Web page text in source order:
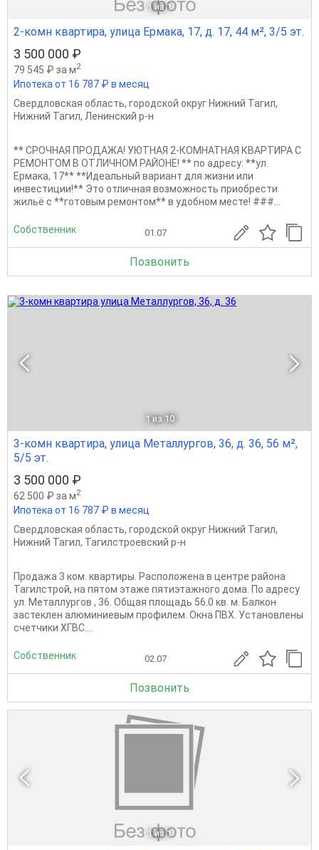
1 из 1
2-комн квартира, улица Ермака, 17, д. 17, 44 м², 3/5 эт.
3 500 000 ₽
79 545 ₽ за м2
Ипотека от 16 787 ₽ в месяц
Свердловская область, городской округ Нижний Тагил,
Нижний Тагил, Ленинский р-н
** СРОЧНАЯ ПРОДАЖА! УЮТНАЯ 2-КОМНАТНАЯ КВАРТИРА С
РЕМОНТОМ В ОТЛИЧНОМ РАЙОНЕ! ** по адресу: **ул.
Ермака, 17** **Идеальный вариант для жизни или
инвестиции!** Это отличная возможность приобрести
жильё с **готовым ремонтом** в удобном месте! ###...
Собственник 01.07
Позвонить
1 из 10
3-комн квартира, улица Металлургов, 36, д. 36, 56 м²,
5/5 эт.
3 500 000 ₽
62 500 ₽ за м2
Ипотека от 16 787 ₽ в месяц
Свердловская область, городской округ Нижний Тагил,
Нижний Тагил, Тагилстроевский р-н
Продажа 3 ком. квартиры. Расположена в центре района
Тагилстрой, на пятом этаже пятиэтажного дома. По адресу
ул. Металлургов , 36. Общая площадь 56.0 кв. м. Балкон
застеклен алюминиевым профилем. Окна ПВХ. Установлены
счетчики ХГВС....
Собственник 02.07
Позвонить
1 из 1